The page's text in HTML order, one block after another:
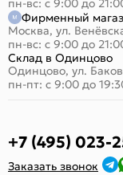
пн-вс: с 9:00 до
Фирменный
Москва, ул.
пн-вс: с 9:00 до
Склад в Одинцово
Одинцово, ул.
пн-пт: с 9:00 до
+7 (495) 023-
Заказать звонок